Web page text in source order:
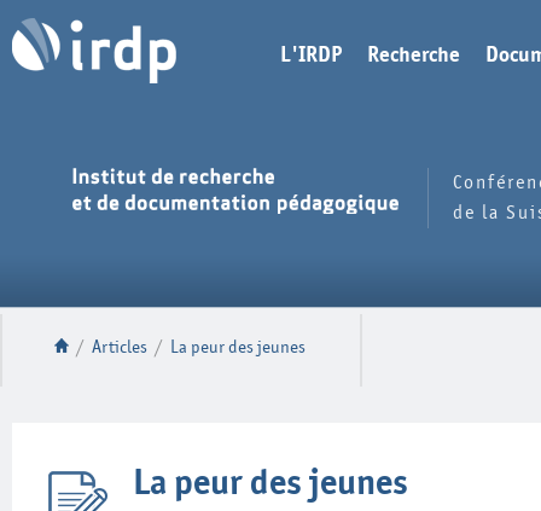
L'IRDP Recherche
de la
/ Articles / La peur des jeunes
La peur des jeunes